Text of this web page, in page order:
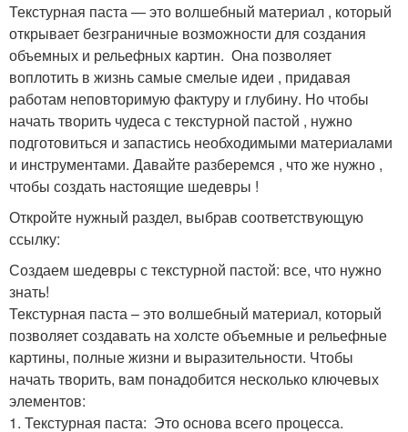
Текстурная паста — это волшебный материал , который
открывает безграничные возможности для создания
объемных и рельефных картин. ️ Она позволяет
воплотить в жизнь самые смелые идеи , придавая
работам неповторимую фактуру и глубину. Но чтобы
начать творить чудеса с текстурной пастой , нужно
подготовиться и запастись необходимыми материалами
и инструментами. Давайте разберемся , что же нужно ,
чтобы создать настоящие шедевры !
Откройте нужный раздел, выбрав соответствующую
ссылку:
Создаем шедевры с текстурной пастой: все, что нужно
знать!
Текстурная паста – это волшебный материал, который
позволяет создавать на холсте объемные и рельефные
картины, полные жизни и выразительности. Чтобы
начать творить, вам понадобится несколько ключевых
элементов:
1. Текстурная паста: ‍ Это основа всего процесса.